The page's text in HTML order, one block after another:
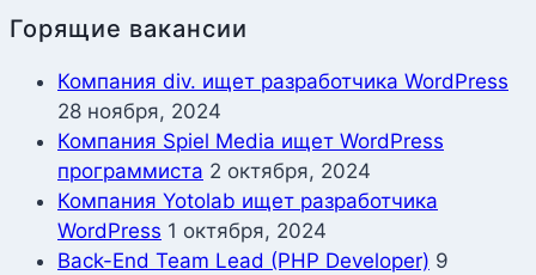
Горящие вакансии
Компания div. ищет разработчика WordPress
28 ноября, 2024
Компания Spiel Media ищет WordPress
программиста 2 октября, 2024
Компания Yotolab ищет разработчика
WordPress 1 октября, 2024
Back-End Team Lead (PHP Developer) 9